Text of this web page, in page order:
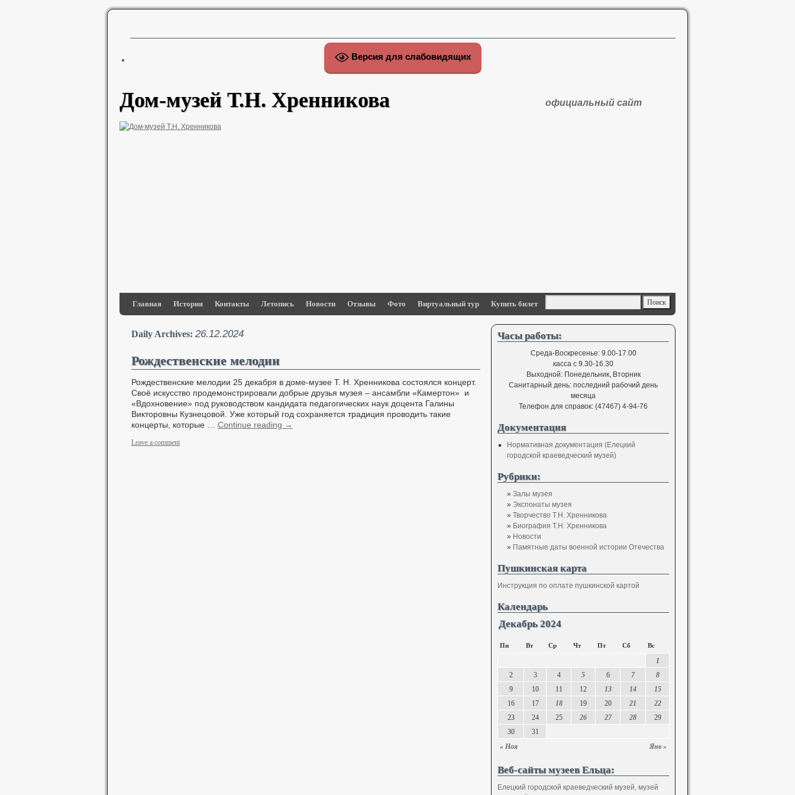
Версия для слабовидящих
Дом-музей Т.Н. Хренникова официальный сайт
Главная История Контакты Летопись Новости Отзывы Фото Виртуальный тур Купить билет
Daily Archives: 26.12.2024
Рождественские мелодии
Рождественские мелодии 25 декабря в доме-музее Т. Н. Хренникова состоялся концерт.
Своё искусство продемонстрировали добрые друзья музея – ансамбли «Камертон» и
«Вдохновение» под руководством кандидата педагогических наук доцента Галины
Викторовны Кузнецовой. Уже который год сохраняется традиция проводить такие
концерты, которые … Continue reading →
Leave a comment
Часы работы:
Среда-Воскресенье: 9.00-17.00
касса с 9.30-16.30
Выходной: Понедельник, Вторник
Санитарный день: последний рабочий день
месяца
Телефон для справок: (47467) 4-94-76
Документация
Нормативная документация (Елецкий
городской краеведческий музей)
Рубрики:
Залы музея
Экспонаты музея
Творчество Т.Н. Хренникова
Биография Т.Н. Хренникова
Новости
Памятные даты военной истории Отечества
Пушкинская карта
Инструкция по оплате пушкинской картой
Календарь
Декабрь 2024
Пн Вт Ср Чт Пт Сб Вс
« Ноя Янв »
1
2
3 4 5 6 7
8
9
10 11 12 13 14
15
16
17 18 19 20 21
22
23
24 25 26 27 28
29
30
31
Веб-сайты музеев Ельца:
Елецкий городской краеведческий музей, музей